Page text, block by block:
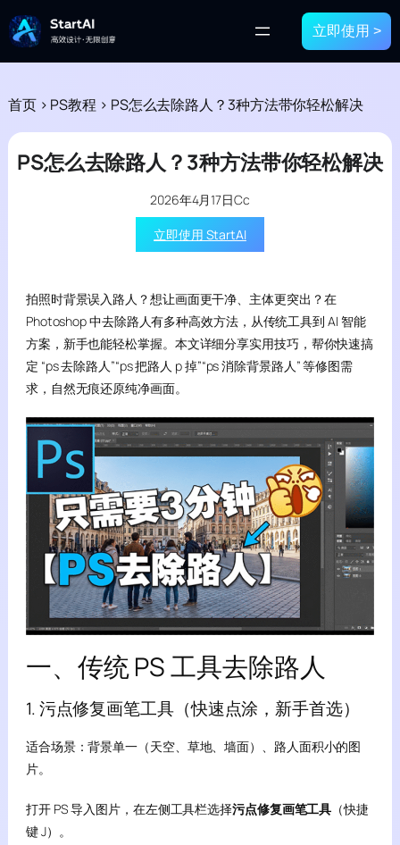
立即使用 >
首页 > PS教程 > PS怎么去除路人？3种方法带你轻松解决
PS怎么去除路人？3种方法带你轻松解决
2026年4月17日Cc
立即使用 StartAI
拍照时背景误入路人？想让画面更干净、主体更突出？在
Photoshop 中去除路人有多种高效方法，从传统工具到 AI 智能
方案，新手也能轻松掌握。本文详细分享实用技巧，帮你快速搞
定 “ps 去除路人”“ps 把路人 p 掉”“ps 消除背景路人” 等修图需
求，自然无痕还原纯净画面。
一、传统 PS 工具去除路人
1. 污点修复画笔工具（快速点涂，新手首选）
适合场景：背景单一（天空、草地、墙面）、路人面积小的图
片。
打开 PS 导入图片，在左侧工具栏选择污点修复画笔工具 （快捷
键 J）。